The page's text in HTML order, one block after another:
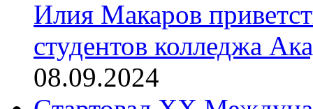
Илия Макаров
студентов колледжа
08.09.2024